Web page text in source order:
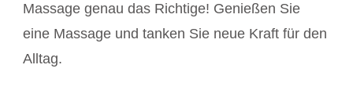
Massage genau das Richtige! Genießen Sie
eine Massage und tanken Sie neue Kraft für den
Alltag.